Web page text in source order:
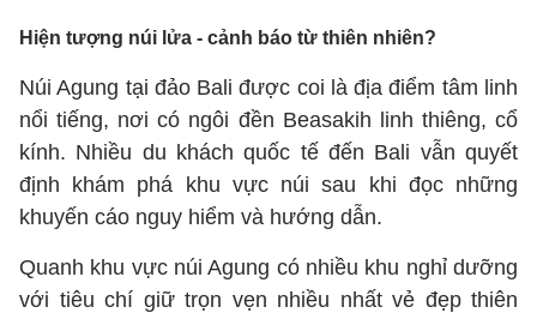
Hiện tượng núi lửa - cảnh báo từ thiên nhiên?
Núi Agung tại đảo Bali được coi là địa điểm tâm linh
nổi tiếng, nơi có ngôi đền Beasakih linh thiêng, cổ
kính. Nhiều du khách quốc tế đến Bali vẫn quyết
định khám phá khu vực núi sau khi đọc những
khuyến cáo nguy hiểm và hướng dẫn.
Quanh khu vực núi Agung có nhiều khu nghỉ dưỡng
với tiêu chí giữ trọn vẹn nhiều nhất vẻ đẹp thiên